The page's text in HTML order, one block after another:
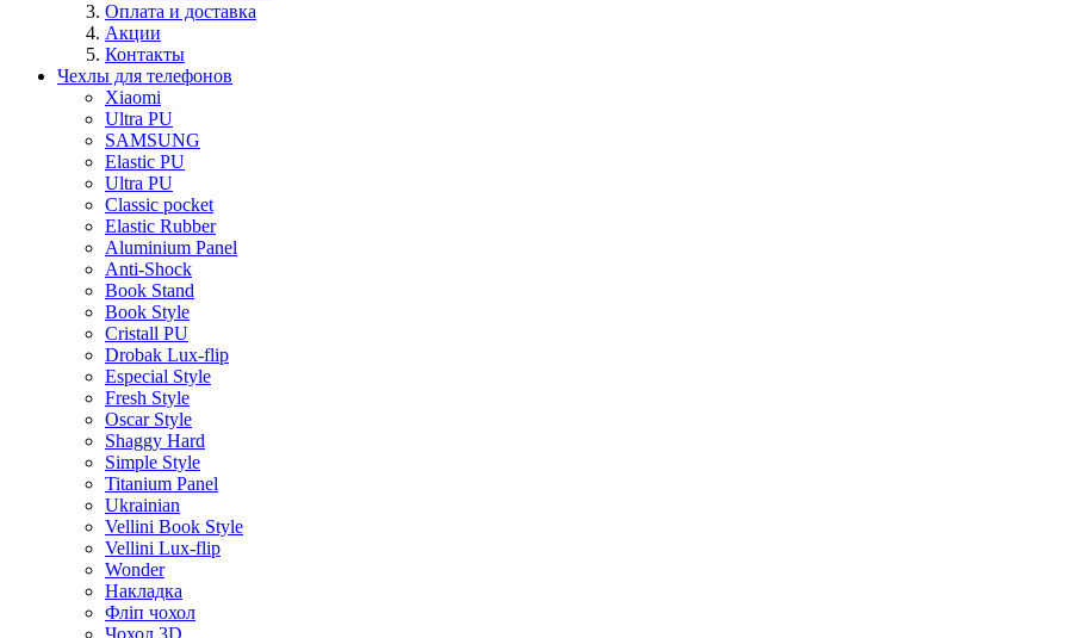
Оплата и доставка
Акции
Контакты
Чехлы для телефонов
Xiaomi
Ultra PU
SAMSUNG
Elastic PU
Ultra PU
Classic pocket
Elastic Rubber
Aluminium Panel
Anti-Shock
Book Stand
Book Style
Cristall PU
Drobak Lux-flip
Especial Style
Fresh Style
Oscar Style
Shaggy Hard
Simple Style
Titanium Panel
Ukrainian
Vellini Book Style
Vellini Lux-flip
Wonder
Накладка
Фліп чохол